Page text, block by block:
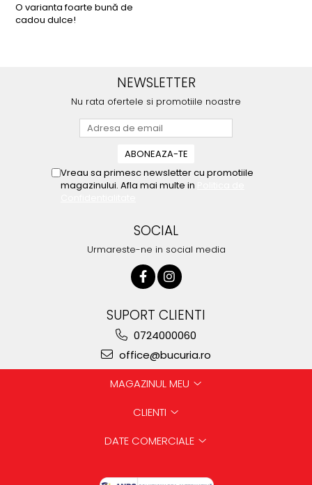
O varianta foarte bună de
cadou dulce!
NEWSLETTER
Nu rata ofertele si promotiile noastre
Vreau sa primesc newsletter cu promotiile
magazinului. Afla mai multe in
SOCIAL
Urmareste-ne in social media
SUPORT CLIENTI
0724000060
office@bucuria.ro
MAGAZINUL MEU
CLIENTI
DATE COMERCIALE